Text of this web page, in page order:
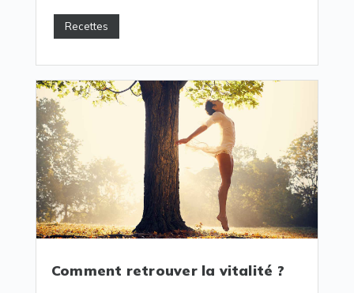
Recettes
Comment retrouver la vitalité ?